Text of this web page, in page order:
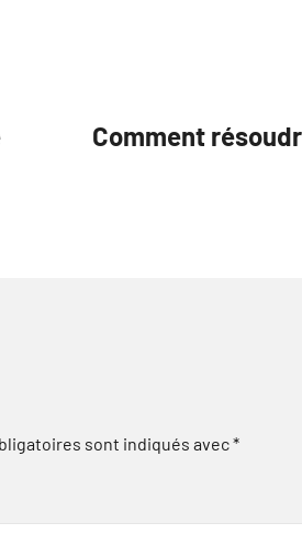
Comment
sont indiqués avec*